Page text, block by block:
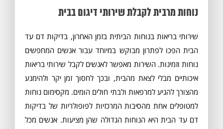
נוחות מרבית לקבלת שירותי דיגום בבית
שירותי בריאות בנוחות הביתית בזמן האחרון, בדיקות דם עד
הבית הפכו לפתרון מבוקש במיוחד עבור אנשים המחפשים
נוחות וזמינות. השירות מאפשר לאנשים לקבל שירותי בריאות
איכותיים מבלי לצאת מהבית, ובכך לחסוך זמן יקר ולהימנע
מהצורך להגיע למרפאות ולבתי חולים הומים. מקסימום נוחות
למטופלים אחת מהסיבות המרכזיות לפופולריות של בדיקות
דם עד הבית היא הנוחות הגדולה שהן מציעות. אנשים מכל